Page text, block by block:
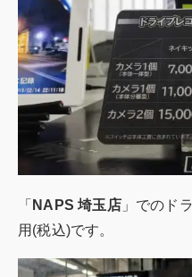
「 NAPS 埼玉店」でのド
用(税込)です。